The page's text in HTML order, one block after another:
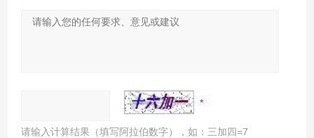
请输入计算结果（填写阿拉伯数字），如：三加四=7